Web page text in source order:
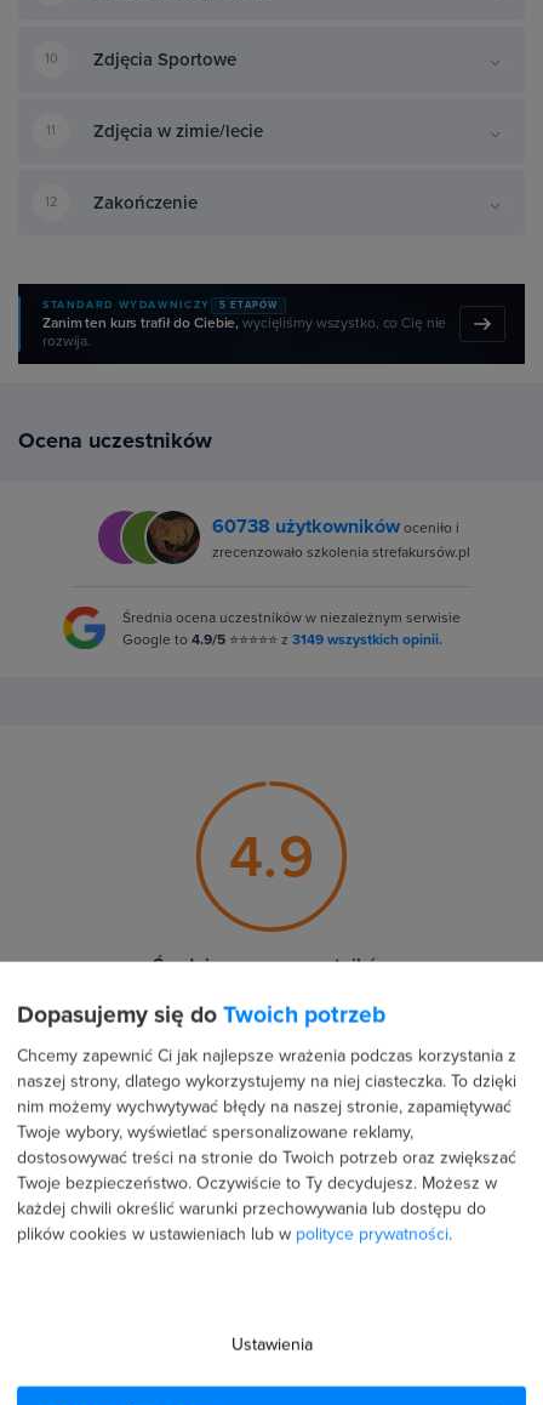
10 Zdjęcia Sportowe
11 Zdjęcia w zimie/lecie
12 Zakończenie
STANDARD WYDAWNICZY 5 ETAPÓW
Zanim ten kurs trafił do Ciebie,wycięliśmy wszystko, co Cię nie
rozwija.
Ocena uczestników
60738 użytkownikówoceniło i
zrecenzowało szkolenia strefakursów.pl
Średnia ocena uczestników w niezależnym serwisie
Google to 4.9/5 ⭐⭐⭐⭐⭐ z 3149 wszystkich opinii.
4.9
Średnia ocena uczestników
5 %
Dopasujemy się do Twoich potrzeb
Chcemy zapewnić Ci jak najlepsze wrażenia podczas korzystania z
naszej strony, dlatego wykorzystujemy na niej ciasteczka. To dzięki
nim możemy wychwytywać błędy na naszej stronie, zapamiętywać
Twoje wybory, wyświetlać spersonalizowane reklamy,
dostosowywać treści na stronie do Twoich potrzeb oraz zwiększać
Twoje bezpieczeństwo. Oczywiście to Ty decydujesz. Możesz w
każdej chwili określić warunki przechowywania lub dostępu do
plików cookies w ustawieniach lub w polityce prywatności.
Ustawienia